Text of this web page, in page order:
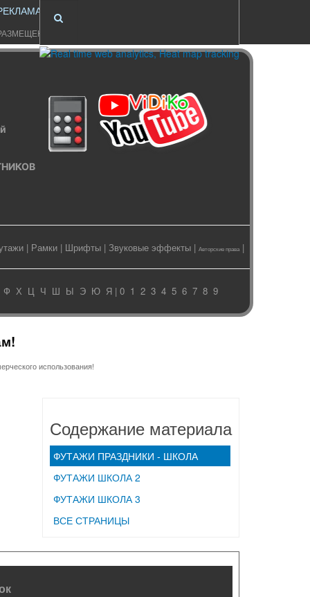
| Рамки | Шрифты | Звуковые эффекты | Авторские права |
Ф Х Ц Ч Ш Ы Э Ю Я| 0 1 2 3 4 5 67 89
использования!
Содержание материала
ФУТАЖИ ПРАЗДНИКИ - ШКОЛА
ФУТАЖИ ШКОЛА 2
ФУТАЖИ ШКОЛА 3
ВСЕ СТРАНИЦЫ